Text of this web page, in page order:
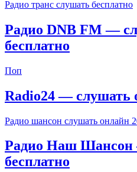
Радио транс слушать бесплатно
Радио DNB FM —
бесплатно
Поп
Radio24 — слушать
Радио шансон слушать онлайн
Радио Наш Шансон
бесплатно